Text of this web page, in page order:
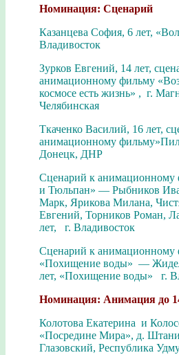
Номинация: Сценарий
Казанцева София, 6 лет,
Владивосток
Зурков Евгений, 14 лет,
анимационному фильму
космосе есть жизнь» , г.
Челябинская
Ткаченко Василий, 16 лет,
анимационному
Донецк, ДНР
Сценарий к анимационному
и Тюльпан» — Рыбников
Марк, Ярикова Милана,
Евгений, Торников Роман,
лет, г. Владивосток
Сценарий к анимационному
«Похищение воды» —
лет, «Похищение воды» г.
Номинация: Анимация до
Колотова Екатерина и
«Посредине Мира», д.
Глазовский, Республика